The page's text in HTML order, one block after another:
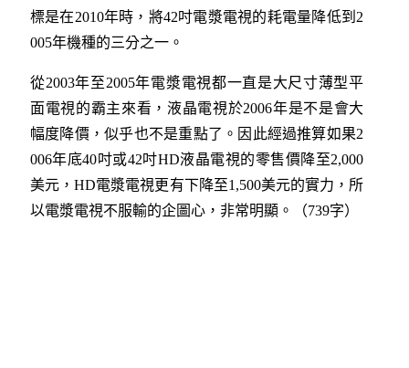
標是在2010年時，將42吋電漿電視的耗電量降低到2
005年機種的三分之一。
從2003年至2005年電漿電視都一直是大尺寸薄型平
面電視的霸主來看，液晶電視於2006年是不是會大
幅度降價，似乎也不是重點了。因此經過推算如果2
006年底40吋或42吋HD液晶電視的零售價降至2,000
美元，HD電漿電視更有下降至1,500美元的實力，所
以電漿電視不服輸的企圖心，非常明顯。（739字）